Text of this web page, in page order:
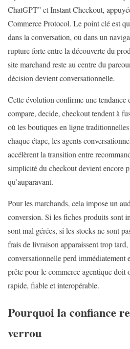
ChatGPT” et Instant Checkout,
Commerce Protocol. Le point clé est
dans la conversation, ou dans un
rupture forte entre la découverte du
site marchand reste au centre du
décision devient conversationnelle.
Cette évolution confirme une tendance
compare, decide, checkout tendent à
où les boutiques en ligne
chaque étape, les agents
accélèrent la transition entre
simplicité du checkout devient encore
qu’auparavant.
Pour les marchands, cela impose un
conversion. Si les fiches produits sont
sont mal gérées, si les stocks ne sont
frais de livraison apparaissent trop tard,
conversationnelle perd
prête pour le commerce agentique
rapide, fiable et interopérable.
Pourquoi la confiance
verrou